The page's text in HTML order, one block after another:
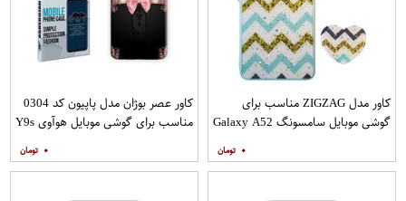
کاور مدل ZIGZAG مناسب برای
گوشی موبایل سامسونگ Galaxy A52
۰
کاور عصر بوژان مدل پاپیون کد 0304
مناسب برای گوشی موبایل هوآوی Y9s
۰